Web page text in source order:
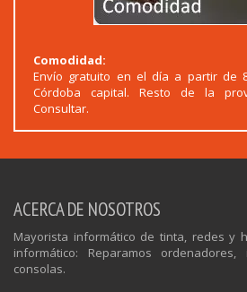
Comodidad:
Envío gratuito en el día a partir de
Córdoba capital. Resto de la
Consultar.
ACERCA DE NOSOTROS
Mayorista informático de tinta, redes y
informático: Reparamos
consolas.